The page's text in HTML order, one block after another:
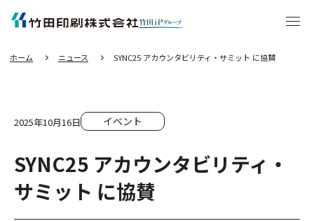
ホーム ニュース SYNC25 アカウンタビリティ・サミット に協賛
2025年10月16日 イベント
SYNC25 アカウンタビリティ・
サミット に協賛